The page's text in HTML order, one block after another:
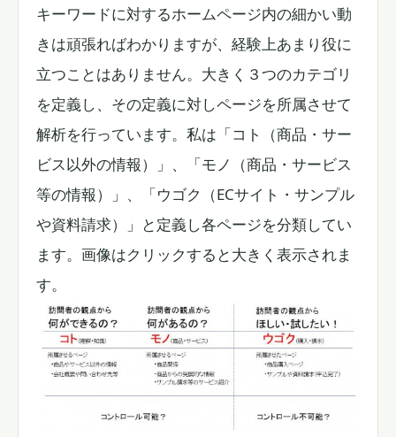
キーワードに対するホームページ内の細かい動
きは頑張ればわかりますが、経験上あまり役に
立つことはありません。大きく３つのカテゴリ
を定義し、その定義に対しページを所属させて
解析を行っています。私は「コト（商品・サー
ビス以外の情報）」、「モノ（商品・サービス
等の情報）」、「ウゴク（ECサイト・サンプル
や資料請求）」と定義し各ページを分類してい
ます。画像はクリックすると大きく表示されま
す。